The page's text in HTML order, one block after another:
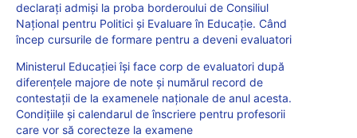
declarați admiși la proba borderoului de Consiliul
Național pentru Politici și Evaluare în Educație. Când
încep cursurile de formare pentru a deveni evaluatori
Ministerul Educației își face corp de evaluatori după
diferențele majore de note și numărul record de
contestații de la examenele naționale de anul acesta.
Condițiile și calendarul de înscriere pentru profesorii
care vor să corecteze la examene